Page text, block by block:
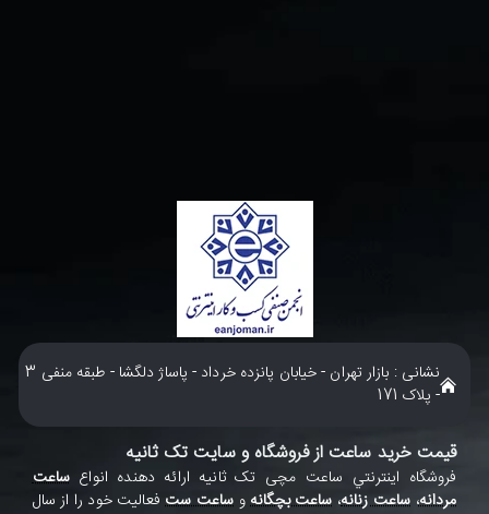
نشانی : بازار تهران - خیابان پانزده خرداد - پاساژ دلگشا - طبقه منفی 3
- پلاک 171
قیمت خرید ساعت از فروشگاه و سایت تک ثانیه
فروشگاه اينترنتي ساعت مچی تک ثانيه ارائه دهنده انواعساعت
مردانه، ساعت زنانه، ساعت بچگانهو ساعت ستفعاليت خود را از سال